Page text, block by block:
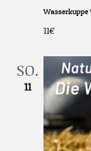
Wasserkuppe
11€
SO.
11